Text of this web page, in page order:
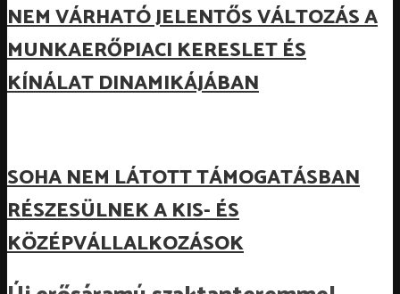
NEM VÁRHATÓ JELENTŐS VÁLTOZÁS A
MUNKAERŐPIACI KERESLET ÉS
KÍNÁLAT DINAMIKÁJÁBAN
SOHA NEM LÁTOTT TÁMOGATÁSBAN
RÉSZESÜLNEK A KIS- ÉS
KÖZÉPVÁLLALKOZÁSOK